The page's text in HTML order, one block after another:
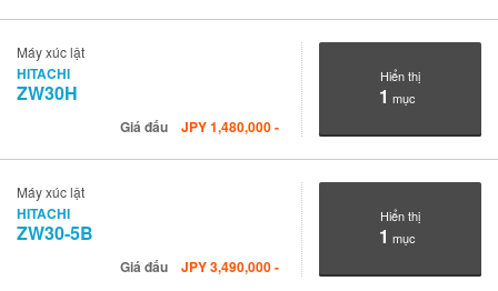
Máy xúc lật
HITACHI
ZW30H
Giá đấu JPY1,480,000-
Hiển thị
1 mục
Máy xúc lật
HITACHI
ZW30-5B
Giá đấu JPY3,490,000-
Hiển thị
1 mục